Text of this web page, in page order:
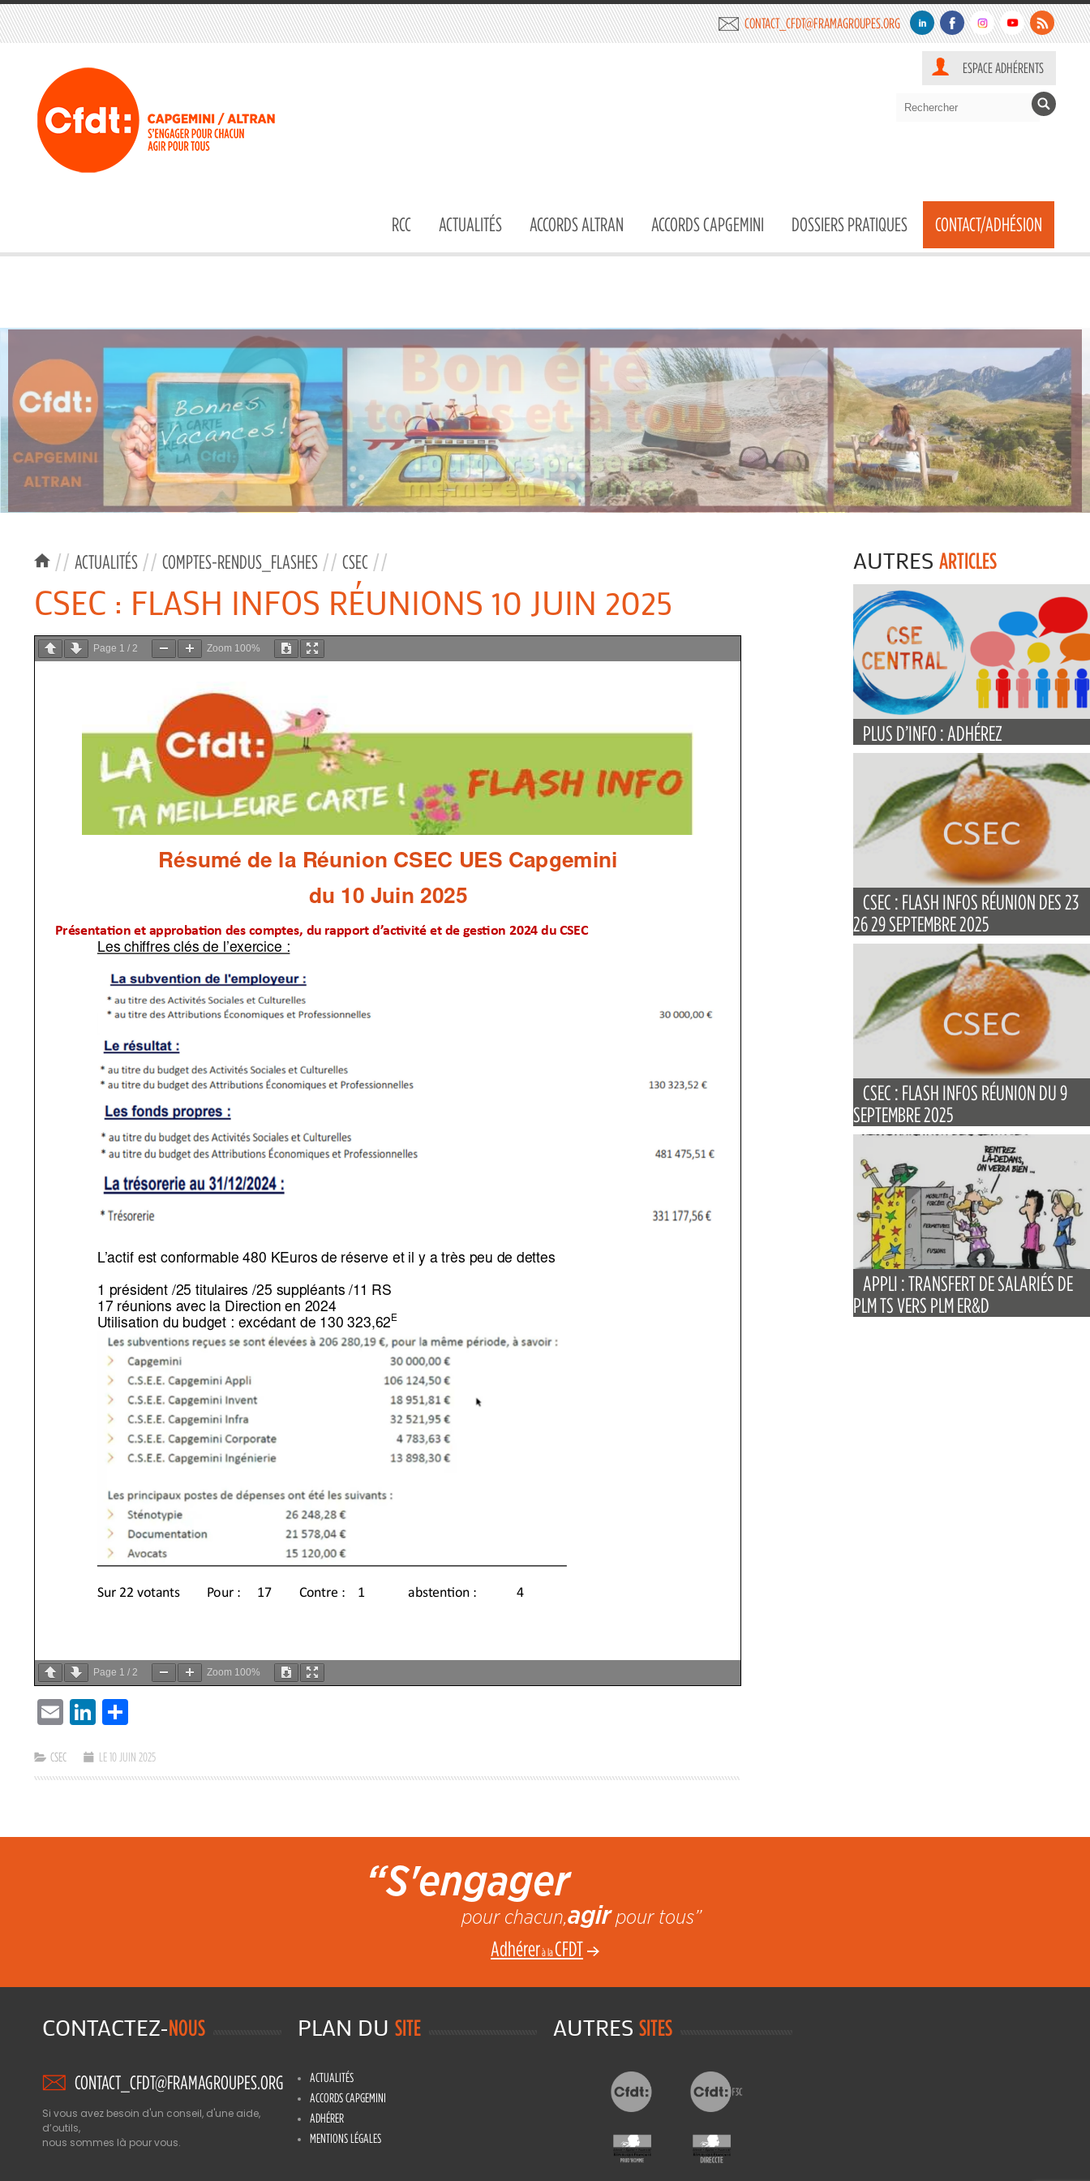
CONTACT_CFDT@FRAMAGROUPES.ORG
ESPACE ADHÉRENTS
RCC ACTUALITÉS ACCORDS ALTRAN ACCORDS CAPGEMINI DOSSIERS PRATIQUES CONTACT/ADHÉSION
// ACTUALITÉS // COMPTES-RENDUS_FLASHES // CSEC //
CSEC : FLASH INFOS RÉUNIONS 10 JUIN 2025
Page 1 / 2 Zoom 100%
Page 1 / 2 Zoom 100%
EMAIL LINKEDIN
CSEC LE 10 JUIN 2025
AUTRES ARTICLES
PLUS D’INFO : ADHÉREZ
CSEC : FLASH INFOS RÉUNION DES 23
26 29 SEPTEMBRE 2025
CSEC : FLASH INFOS RÉUNION DU 9
SEPTEMBRE 2025
APPLI : TRANSFERT DE SALARIÉS DE
PLM TS VERS PLM ER&D
“S'engager
pour chacun,agirpour tous”
Adhérerà laCFDT
CONTACTEZ-NOUS
CONTACT_CFDT@FRAMAGROUPES.ORG
Si vous avez besoin d'un conseil, d'une aide,
d’outils,
nous sommes là pour vous.
PLAN DU SITE
ACTUALITÉS
ACCORDS CAPGEMINI
ADHÉRER
MENTIONS LÉGALES
AUTRES SITES